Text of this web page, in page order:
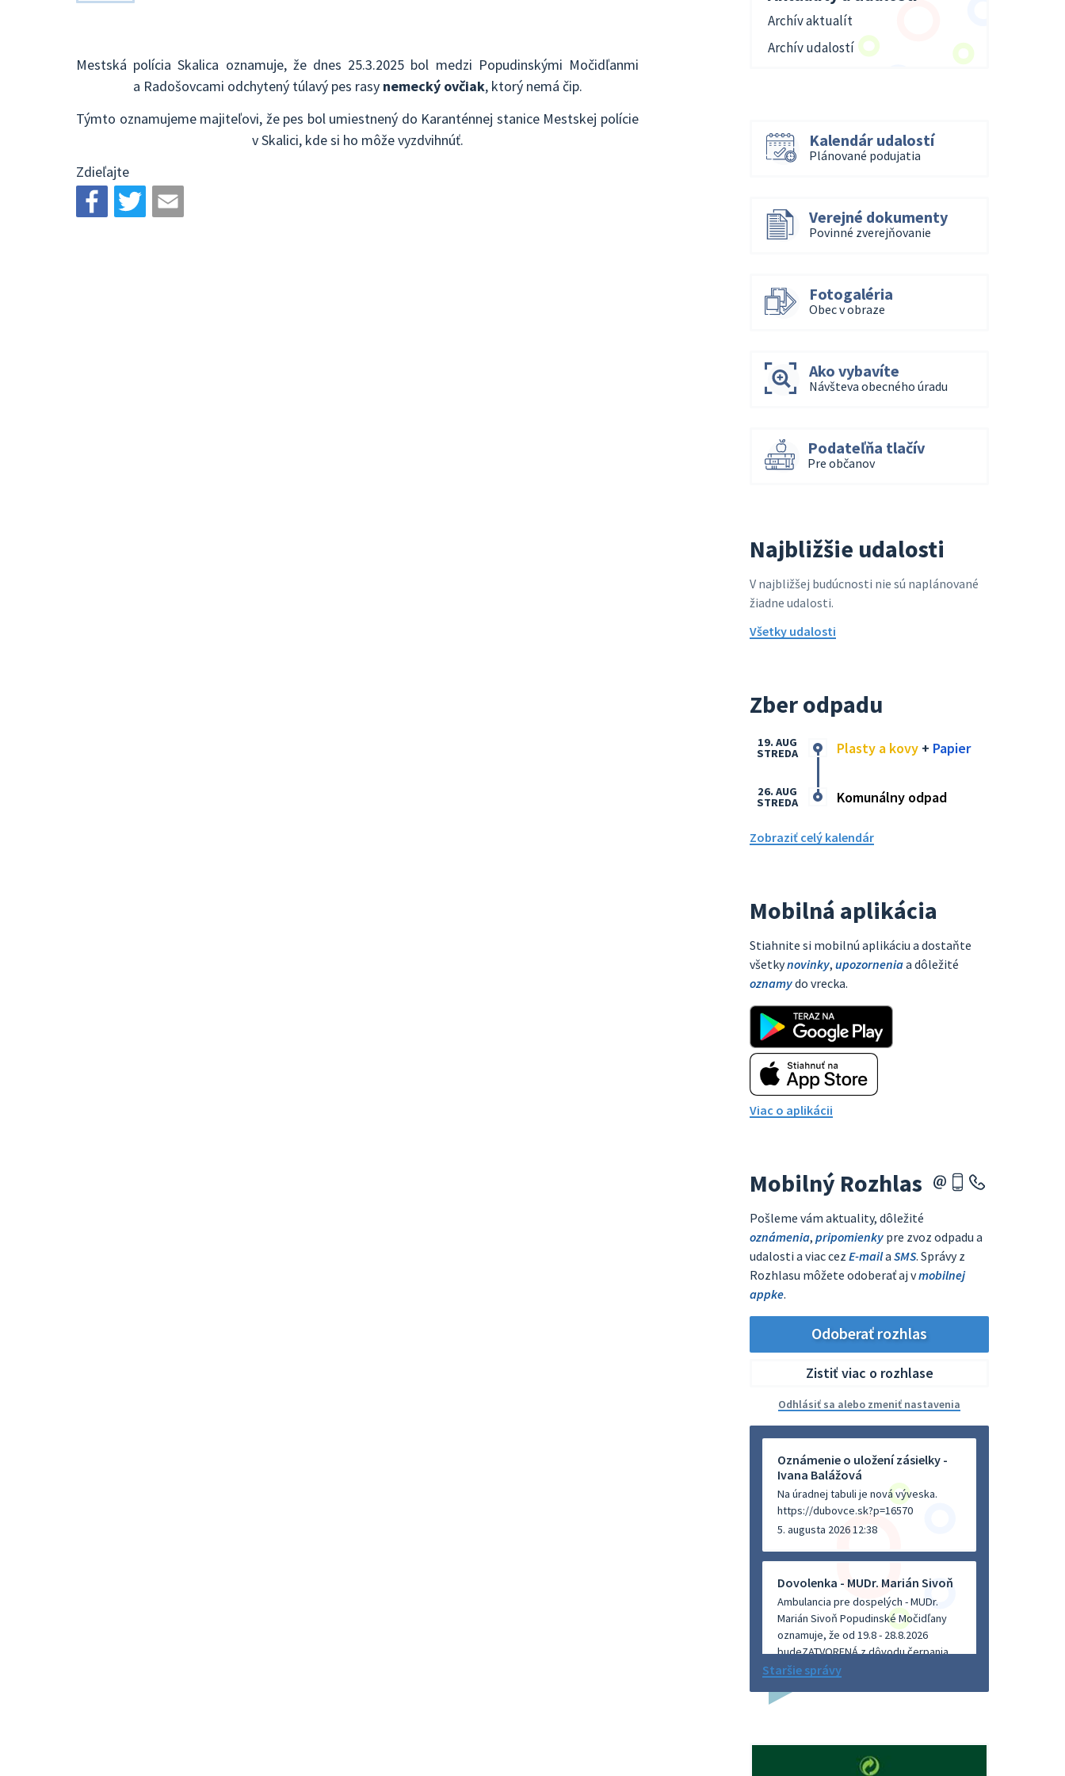
Mestská polícia Skalica oznamuje, že dnes 25.3.2025 bol medzi Popudinskými Močidľanmi
a Radošovcami odchytený túlavý pes rasy nemecký ovčiak, ktorý nemá čip.
Týmto oznamujeme majiteľovi, že pes bol umiestnený do Karanténnej stanice Mestskej polície
v Skalici, kde si ho môže vyzdvihnúť.
Zdieľajte
Archív aktualít
Archív udalostí
Kalendár udalostí
Plánované podujatia
Verejné dokumenty
Povinné zverejňovanie
Fotogaléria
Obec v obraze
Ako vybavíte
Návšteva obecného úradu
Podateľňa tlačív
Pre občanov
Najbližšie udalosti
V najbližšej budúcnosti nie sú naplánované
žiadne udalosti.
Všetky udalosti
Zber odpadu
Plasty a kovy + Papier
19. AUG
STREDA
Komunálny odpad
26. AUG
STREDA
Zobraziť celý kalendár
Mobilná aplikácia
Stiahnite si mobilnú aplikáciu a dostaňte
všetkynovinky, upozorneniaa dôležité
oznamydo vrecka.
Viac o aplikácii
Mobilný Rozhlas
Pošleme vám aktuality, dôležité
oznámenia, pripomienky pre zvoz odpadu a
udalosti a viac cez E-maila SMS. Správy z
Rozhlasu môžete odoberať aj vmobilnej
appke.
Odoberať rozhlas
Zistiť viac o rozhlase
Odhlásiť sa alebo zmeniť nastavenia
Oznámenie o uložení zásielky -
Ivana Balážová
Na úradnej tabuli je nová výveska.
https://dubovce.sk?p=16570
5. augusta 2026 12:38
Dovolenka - MUDr. Marián Sivoň
Ambulancia pre dospelých - MUDr.
Marián Sivoň Popudinské Močidľany
oznamuje, že od 19.8 - 28.8.2026
budeZATVORENÁ z dôvodu čerpania
dovolenky. Akútne prípady bude riešiť
5. augusta 2026 12:35
Zajtrajší zvoz odpadu
Staršie správy